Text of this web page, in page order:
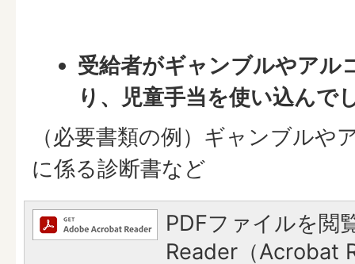
受給者がギャンブルやアル
り、児童手当を使い込んで
（必要書類の例）ギャンブルや
に係る診断書など
PDFファイルを閲
Reader（Acrobat